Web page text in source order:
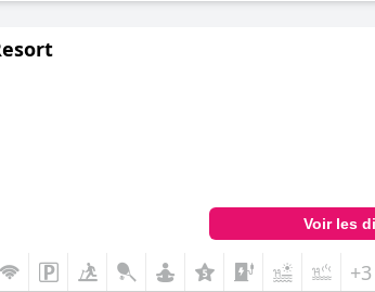
Voir les
+3